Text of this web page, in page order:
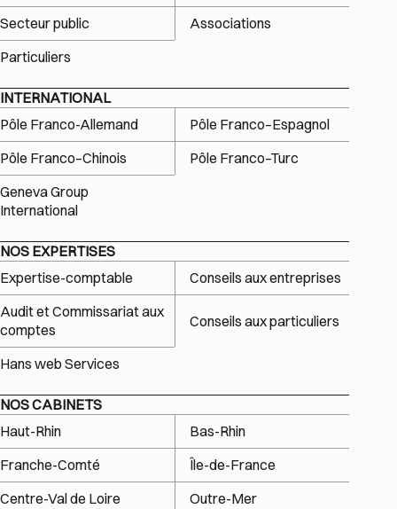
Secteur public
Associations
Particuliers
INTERNATIONAL
Pôle Franco-Allemand
Pôle Franco–Espagnol
Pôle Franco–Chinois
Pôle Franco–Turc
Geneva Group
International
NOS EXPERTISES
Expertise-comptable
Conseils aux entreprises
Audit et Commissariat aux
comptes
Conseils aux particuliers
Hans web Services
NOS CABINETS
Haut-Rhin
Bas-Rhin
Franche-Comté
Île-de-France
Centre-Val de Loire
Outre-Mer